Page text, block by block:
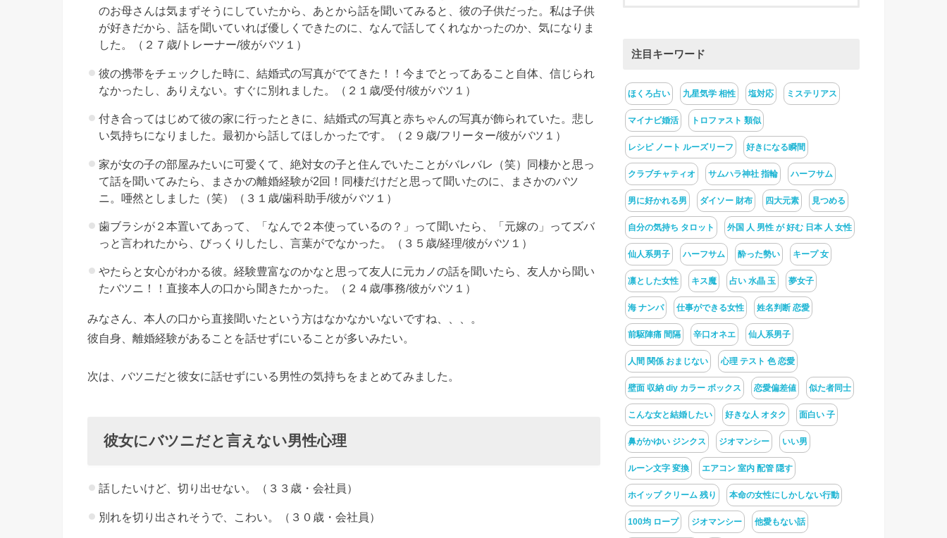
力
が
の
性
よ
り
あ
る
»
０
２
、
女
性
気
を
番
のお母さんは気まずそうにしていたから、あとから話を聞いてみると、彼の子供だった。私は子供
が好きだから、話を聞いていれば優しくできたのに、なんで話してくれなかったのか、気になりま
した。（２７歳/トレーナー/彼がバツ１）
彼の携帯をチェックした時に、結婚式の写真がでてきた！！今までとってあること自体、信じられ
なかったし、ありえない。すぐに別れました。（２１歳/受付/彼がバツ１）
付き合ってはじめて彼の家に行ったときに、結婚式の写真と赤ちゃんの写真が飾られていた。悲し
い気持ちになりました。最初から話してほしかったです。（２９歳/フリーター/彼がバツ１）
家が女の子の部屋みたいに可愛くて、絶対女の子と住んでいたことがバレバレ（笑）同棲かと思っ
て話を聞いてみたら、まさかの離婚経験が2回！同棲だけだと思って聞いたのに、まさかのバツ
ニ。唖然としました（笑）（３１歳/歯科助手/彼がバツ１）
歯ブラシが２本置いてあって、「なんで２本使っているの？」って聞いたら、「元嫁の」ってズバ
っと言われたから、びっくりしたし、言葉がでなかった。（３５歳/経理/彼がバツ１）
やたらと女心がわかる彼。経験豊富なのかなと思って友人に元カノの話を聞いたら、友人から聞い
たバツニ！！直接本人の口から聞きたかった。（２４歳/事務/彼がバツ１）
みなさん、本人の口から直接聞いたという方はなかなかいないですね、、、。
彼自身、離婚経験があることを話せずにいることが多いみたい。
次は、バツニだと彼女に話せずにいる男性の気持ちをまとめてみました。
彼女にバツニだと言えない男性心理
話したいけど、切り出せない。（３３歳・会社員）
別れを切り出されそうで、こわい。（３０歳・会社員）
注目キーワード
ほくろ占い 九星気学 相性 塩対応 ミステリアス
マイナビ婚活 トロファスト 類似
レシピ ノート ルーズリーフ 好きになる瞬間
クラブチャティオ サムハラ神社 指輪 ハーフサム
男に好かれる男 ダイソー 財布 四大元素 見つめる
自分の気持ち タロット 外国 人 男性 が 好む 日本 人 女性
仙人系男子 ハーフサム 酔った勢い キープ 女
凛とした女性 キス魔 占い 水晶 玉 夢女子
海 ナンパ 仕事ができる女性 姓名判断 恋愛
前駆陣痛 間隔 辛口オネエ 仙人系男子
人間 関係 おまじない 心理 テスト 色 恋愛
壁面 収納 diy カラー ボックス 恋愛偏差値 似た者同士
こんな女と結婚したい 好きな人 オタク 面白い 子
鼻がかゆい ジンクス ジオマンシー いい男
ルーン文字 変換 エアコン 室内 配管 隠す
ホイップ クリーム 残り 本命の女性にしかしない行動
100均 ロープ ジオマンシー 他愛もない話